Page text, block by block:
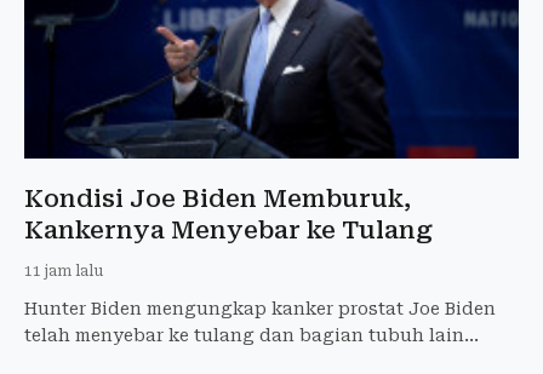
Kondisi Joe Biden Memburuk,
Kankernya Menyebar ke Tulang
11 jam lalu
Hunter Biden mengungkap kanker prostat Joe Biden
telah menyebar ke tulang dan bagian tubuh lain